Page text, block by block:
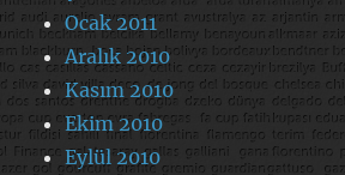
Ocak 2011
Aralık 2010
Kasım 2010
Ekim 2010
Eylül 2010